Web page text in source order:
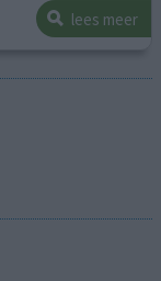
lees meer